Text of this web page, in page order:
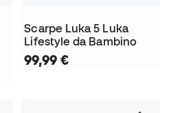
Scarpe Luka 5 Luka
Lifestyle da Bambino
99,99 €